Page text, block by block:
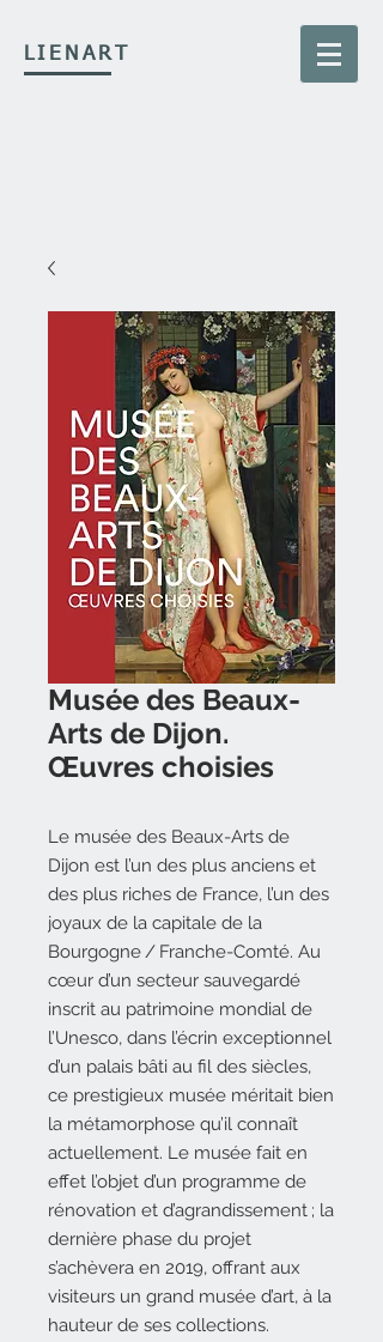
LIENART
Musée des Beaux-
Arts de Dijon.
Œuvres choisies
Le musée des Beaux-Arts de
Dijon est l’un des plus anciens et
des plus riches de France, l’un des
joyaux de la capitale de la
Bourgogne / Franche-Comté. Au
cœur d’un secteur sauvegardé
inscrit au patrimoine mondial de
l’Unesco, dans l’écrin exceptionnel
d’un palais bâti au fil des siècles,
ce prestigieux musée méritait bien
la métamorphose qu’il connaît
actuellement. Le musée fait en
effet l’objet d’un programme de
rénovation et d’agrandissement ; la
dernière phase du projet
s’achèvera en 2019, offrant aux
visiteurs un grand musée d’art, à la
hauteur de ses collections.